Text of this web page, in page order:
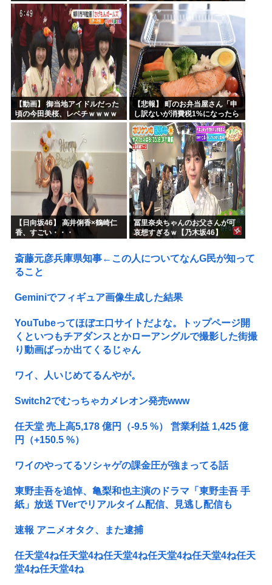
【動画】 御当地アイドルだった
頃の今田美桜、レベチｗｗｗｗ
ｗｗｗｗｗｗｗｗｗｗｗｗｗｗ
【悲報】 町のお弁当屋さん「申
し訳ないが消費税1%になったら
その分商品代を値上げするわ」
【日向坂46】 高井俐香×鶴崎仁
香、すごい・・・
冨里奈央ちゃんのお父さんが可
哀想すぎるｗ【乃木坂46】
斎藤元彦兵庫県知事←この人についてなんG民が知って
ること
Geminiでフィギュア画像生成した結果
YouTubeってほぼエ口サイトだよな。トップページ開
くといつもチアダンスとかローアングルで撮影した街撮
り動画ばっか出てくるじゃん
ワイ、人いじめてるんやが。
Switch2でむっちゃカメレオン発売www
任天堂 売上高5,178 億円（-9.5 %） 営業利益 1,425 億
円（+150.5 %）
ワイのやってるソシャゲの課金圧が強まってる話
東野圭吾を追悼、亀梨和也主演のドラマ「東野圭吾 手
紙」放送 TVerでリアルタイム配信、見逃し配信も
速報 アニメオタク、また逮捕
任天堂4ね任天堂4ね任天堂4ね任天堂4ね任天堂4ね任天
堂4ね任天堂4ね